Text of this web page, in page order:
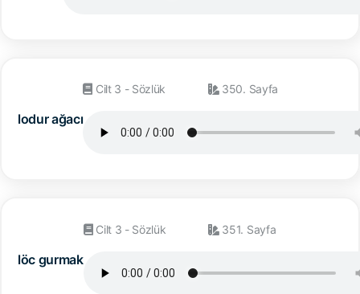
lodur ağacı
Cilt 3 - Sözlük 350. Sayfa
löc gurmak
Cilt 3 - Sözlük 351. Sayfa